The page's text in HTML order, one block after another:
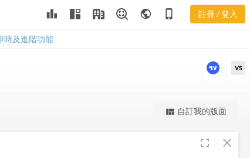
leaderboard public phone_iphone 註冊 / 登入
時及進階功能
GWW
更強大的進階價量圖表
VS
view_quilt 自訂我的版面
fullscreen close